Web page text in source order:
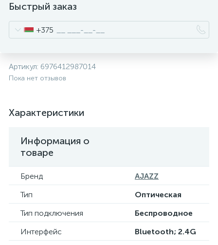
Быстрый заказ
+375
Артикул: 6976412987014
Пока нет отзывов
Характеристики
Информация о
товаре
Бренд
AJAZZ
Тип
Оптическая
Тип подключения
Беспроводное
Интерфейс
Bluetooth; 2.4G